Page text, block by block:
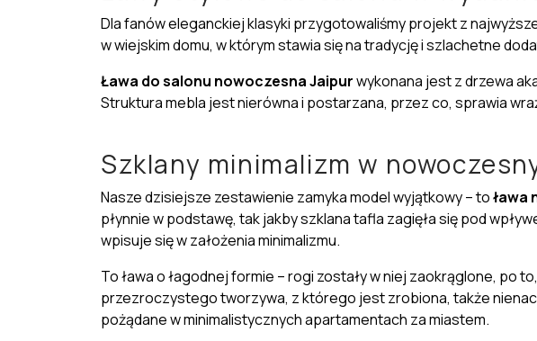
Dla fanów eleganckiej klasyki przygotowaliśmyprojekt z
w wiejskim domu, w którym stawia się natradycjęiszlachetne
Ława do salonu nowoczesnaJaipurwykonana jest zdrzewa
Struktura mebla jest nierówna i postarzana, przez co, sprawia
Szklany minimalizm w
Nasze dzisiejsze zestawienie zamyka model wyjątkowy – toława
płynnie w podstawę, tak jakby szklana tafla zagięła się pod
wpisuje się w założenia minimalizmu.
To ława o łagodnej formie – rogi zostały w niej zaokrąglone, po
przezroczystego tworzywa, z którego jest zrobiona, także
pożądane w minimalistycznych apartamentach za miastem.